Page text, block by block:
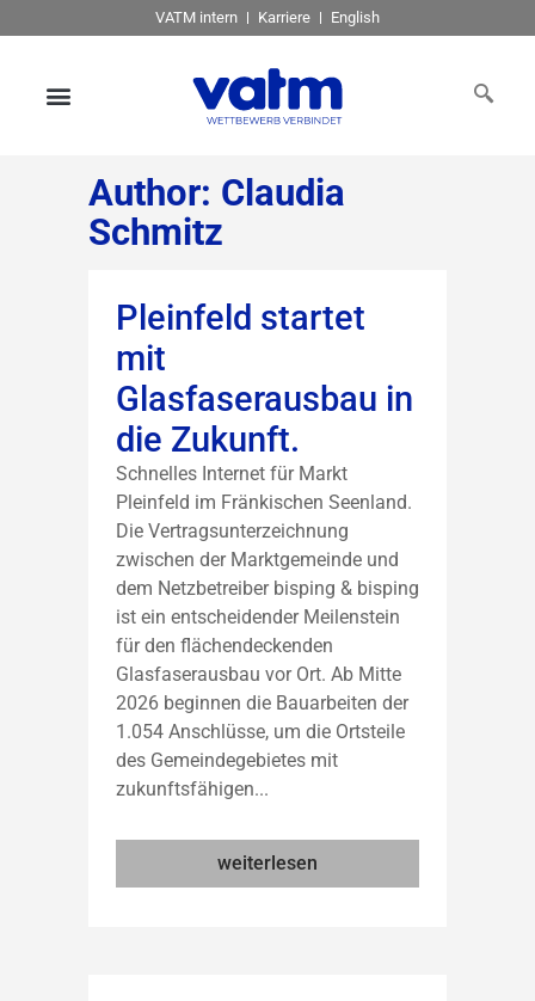
VATM intern Karriere English
Author: Claudia
Schmitz
Pleinfeld startet
mit
Glasfaserausbau in
die Zukunft.
Schnelles Internet für Markt
Pleinfeld im Fränkischen Seenland.
Die Vertragsunterzeichnung
zwischen der Marktgemeinde und
dem Netzbetreiber bisping & bisping
ist ein entscheidender Meilenstein
für den flächendeckenden
Glasfaserausbau vor Ort. Ab Mitte
2026 beginnen die Bauarbeiten der
1.054 Anschlüsse, um die Ortsteile
des Gemeindegebietes mit
zukunftsfähigen...
weiterlesen